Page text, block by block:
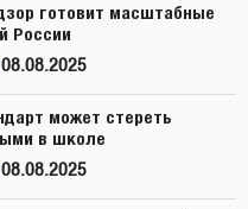
готовит масштабные
России
08.08.2025
может стереть
в школе
08.08.2025